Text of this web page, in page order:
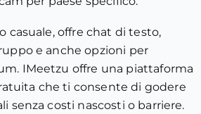
casuale, offre chat di testo,
e anche opzioni per
IMeetzu offre una piattaforma
che ti consente di godere
senza costi nascosti o barriere.